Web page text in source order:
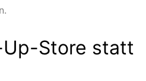
Store statt